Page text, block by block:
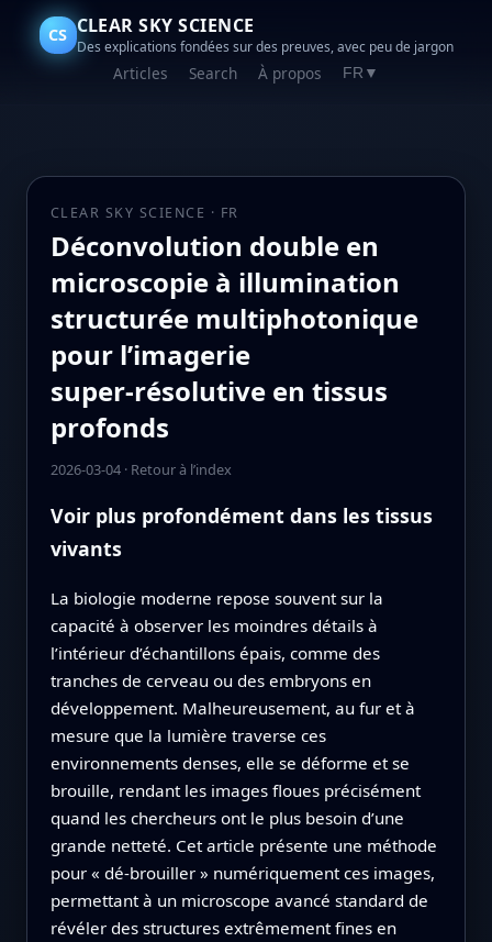
CS CLEAR SKY SCIENCE
Des explications fondées sur des preuves, avec peu de jargon
Articles Search À propos FR ▼
CLEAR SKY SCIENCE · FR
Déconvolution double en
microscopie à illumination
structurée multiphotonique
pour l’imagerie
super‑résolutive en tissus
profonds
2026-03-04· Retour à l’index
Voir plus profondément dans les tissus
vivants
La biologie moderne repose souvent sur la
capacité à observer les moindres détails à
l’intérieur d’échantillons épais, comme des
tranches de cerveau ou des embryons en
développement. Malheureusement, au fur et à
mesure que la lumière traverse ces
environnements denses, elle se déforme et se
brouille, rendant les images floues précisément
quand les chercheurs ont le plus besoin d’une
grande netteté. Cet article présente une méthode
pour « dé‑brouiller » numériquement ces images,
permettant à un microscope avancé standard de
révéler des structures extrêmement fines en